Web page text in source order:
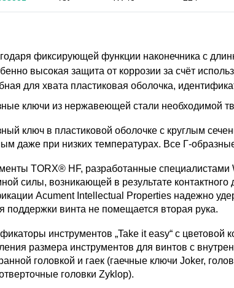
фиксирующей функции наконечника с
высокая защита от коррозии за счёт
для хвата пластиковая оболочка,
ключи из нержавеющей стали необходимой
ключ в пластиковой оболочке с круглым
даже при низких температурах. Все Г-
TORX® HF, разработанные
силы, возникающей в результате
Acument Intellectual Properties надежно
поддержки винта не помещается вторая рука.
инструментов „Take it easy“ с цветовой
размера инструментов для винтов с
головкой и гаек (гаечные ключи Joker,
головки Zyklop).